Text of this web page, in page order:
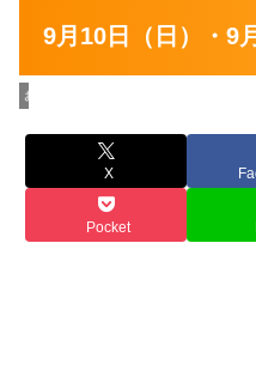
9月10日（日）・9
お店の情報
X
Pocket